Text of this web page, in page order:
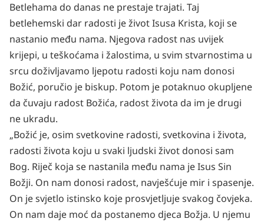
Betlehama do danas ne prestaje trajati. Taj
betlehemski dar radosti je život Isusa Krista, koji se
nastanio među nama. Njegova radost nas uvijek
krijepi, u teškoćama i žalostima, u svim stvarnostima u
srcu doživljavamo ljepotu radosti koju nam donosi
Božić, poručio je biskup. Potom je potaknuo okupljene
da čuvaju radost Božića, radost života da im je drugi
ne ukradu.
„Božić je, osim svetkovine radosti, svetkovina i života,
radosti života koju u svaki ljudski život donosi sam
Bog. Riječ koja se nastanila među nama je Isus Sin
Božji. On nam donosi radost, navješćuje mir i spasenje.
On je svjetlo istinsko koje prosvjetljuje svakog čovjeka.
On nam daje moć da postanemo djeca Božja. U njemu